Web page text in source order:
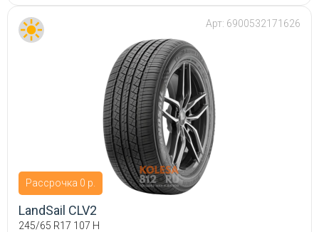
Рассрочка 0 р.
Арт: 6900532171626
LandSail CLV2
245/65 R17 107 H